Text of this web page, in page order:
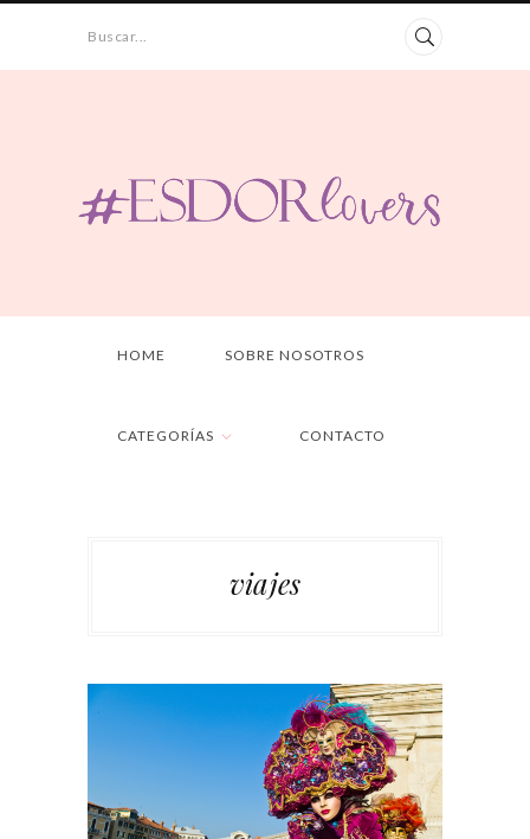
Buscar...
HOME SOBRE NOSOTROS
CATEGORÍAS CONTACTO
viajes